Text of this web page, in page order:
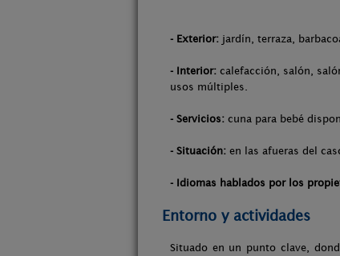
- Exterior: jardín, terraza,
- Interior: calefacción, salón,
usos múltiples.
- Servicios: cuna para bebé
- Situación: en las afueras del
- Idiomas hablados por los
Entorno y actividades
Situado en un punto clave,